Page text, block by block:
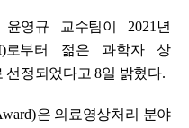
윤영규 교수팀이 2021 년
로부터 젊은 과학자 상
선정되었다고8일 밝혔다.
은 의료영상처리 분야